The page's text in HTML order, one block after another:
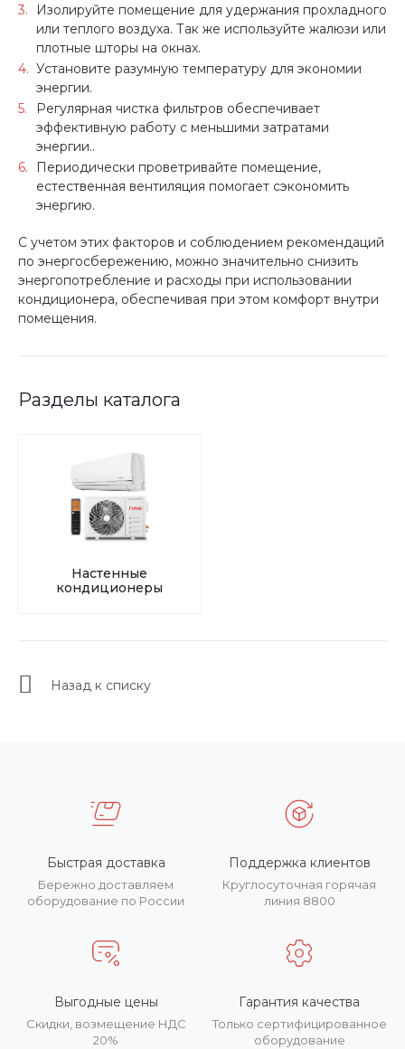
Изолируйте помещение для удержания прохладного
или теплого воздуха. Так же используйте жалюзи или
плотные шторы на окнах.
Установите разумную температуру для экономии
энергии.
Регулярная чистка фильтров обеспечивает
эффективную работу с меньшими затратами
энергии..
Периодически проветривайте помещение,
естественная вентиляция помогает сэкономить
энергию.
С учетом этих факторов и соблюдением рекомендаций
по энергосбережению, можно значительно снизить
энергопотребление и расходы при использовании
кондиционера, обеспечивая при этом комфорт внутри
помещения.
Разделы каталога
Настенные
кондиционеры
Назад к списку
Быстрая доставка
Бережно доставляем
оборудование по России
Поддержка клиентов
Круглосуточная горячая
линия 8800
Выгодные цены
Скидки, возмещение НДС
20%
Гарантия качества
Только сертифицированное
оборудование